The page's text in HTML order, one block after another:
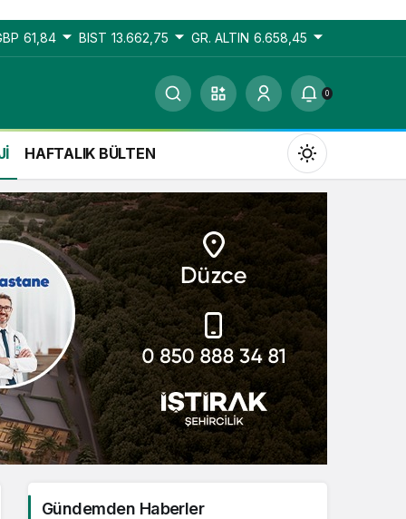
61,84 BIST 13.662,75 GR. ALTIN 6.658,45
0
HAFTALIK BÜLTEN
Gündüz Modu
Gündüz modunu seçin.
Gece Modu
Gece modunu seçin.
Sistem Modu
Sistem modunu seçin.
Gündemden Haberler